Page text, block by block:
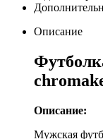
Описание
Описание:
Мужская